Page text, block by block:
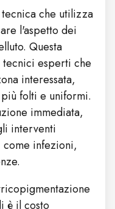
che utilizza
l'aspetto dei
Questa
esperti che
interessata,
folti e uniformi.
immediata,
interventi
infezioni,
è il costo